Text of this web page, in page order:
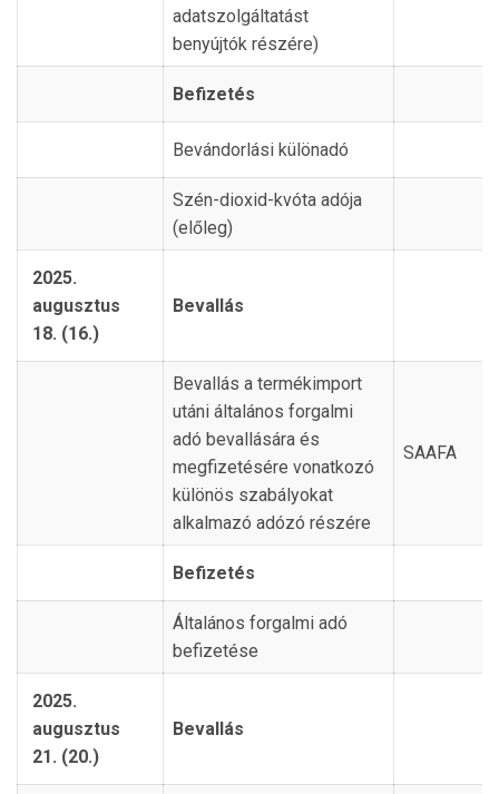
adatszolgáltatást
benyújtók részére)
Befizetés
Bevándorlási különadó
Szén-dioxid-kvóta adója
(előleg)
2025.
augusztus
18. (16.)
Bevallás
Bevallás a termékimport
utáni általános forgalmi
adó bevallására és
megfizetésére vonatkozó
különös szabályokat
alkalmazó adózó részére
SAAFA
Befizetés
Általános forgalmi adó
befizetése
2025.
augusztus
21. (20.)
Bevallás